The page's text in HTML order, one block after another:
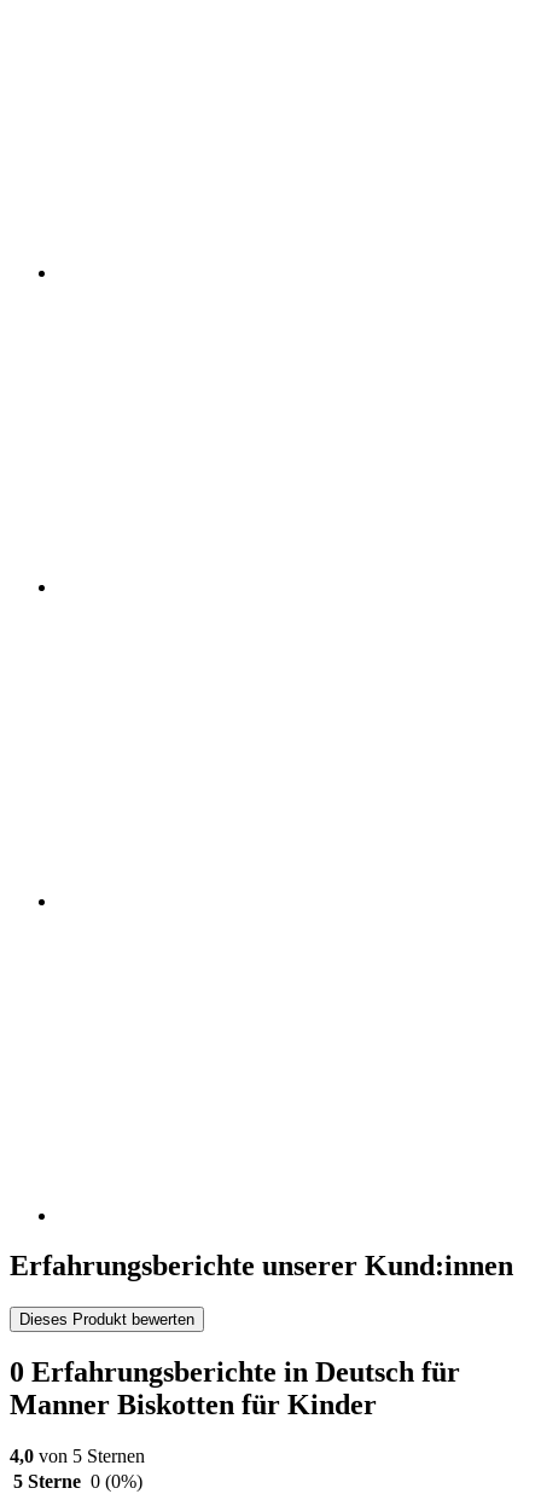
Erfahrungsberichte unserer Kund:innen
Dieses Produkt bewerten
0 Erfahrungsberichte in Deutsch für
Manner Biskotten für Kinder
4,0 von 5 Sternen
5 Sterne 0 (0%)